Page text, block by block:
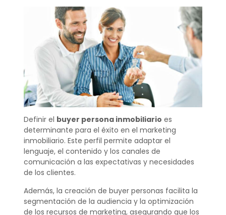
Definir el buyer persona inmobiliario es
determinante para el éxito en el marketing
inmobiliario. Este perfil permite adaptar el
lenguaje, el contenido y los canales de
comunicación a las expectativas y necesidades
de los clientes.
Además, la creación de buyer personas facilita la
segmentación de la audiencia y la optimización
de los recursos de marketing, asegurando que los